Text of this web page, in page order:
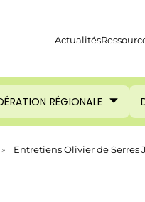
Actualités
RÉGIONALE
» Entretiens Olivier de Serres